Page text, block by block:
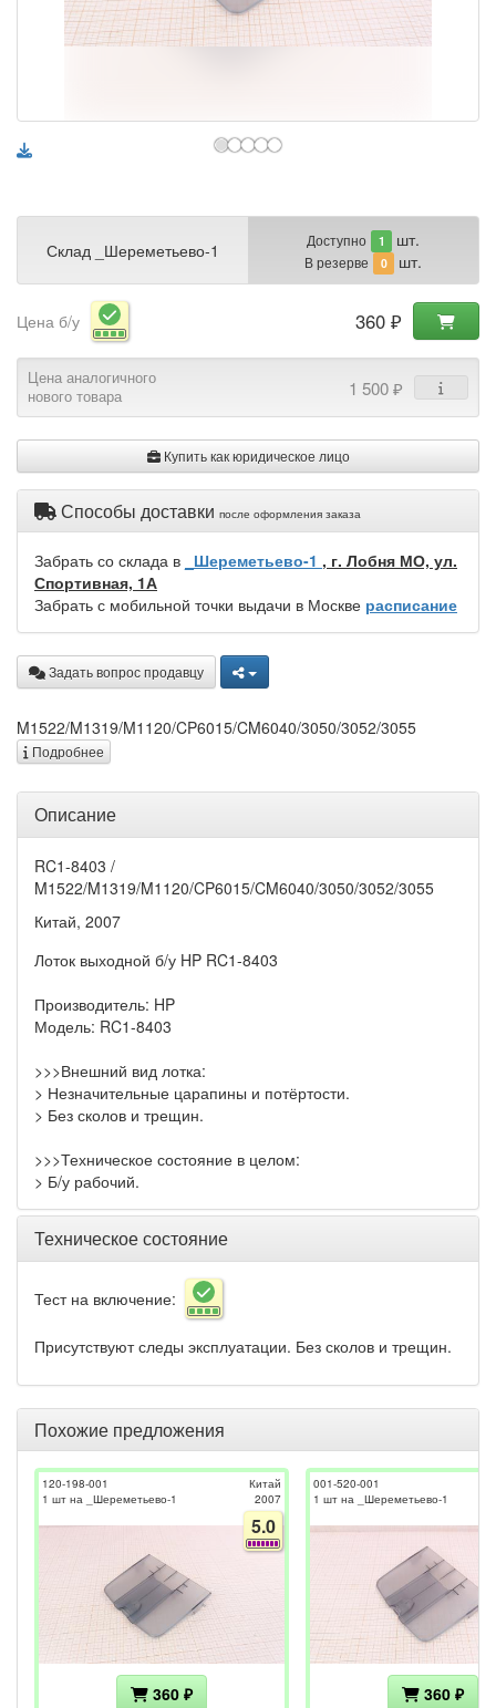
Склад _Шереметьево-1 Доступно 1 шт.
В резерве 0 шт.
Цена б/у 360 ₽
Цена аналогичного
нового товара
1 500 ₽
Купить как юридическое лицо
Способы доставки после оформления заказа
Забрать со склада в _Шереметьево-1 , г. Лобня МО, ул.
Спортивная, 1А
Забрать с мобильной точки выдачи в Москве расписание
Задать вопрос продавцу
M1522/M1319/M1120/CP6015/CM6040/3050/3052/3055
Подробнее
Описание
RC1-8403 /
M1522/M1319/M1120/CP6015/CM6040/3050/3052/3055
Китай, 2007
Лоток выходной б/у HP RC1-8403
Производитель: HP
Модель: RC1-8403
>>>Внешний вид лотка:
> Незначительные царапины и потёртости.
> Без сколов и трещин.
>>>Техническое состояние в целом:
> Б/у рабочий.
Техническое состояние
Тест на включение:
Присутствуют следы эксплуатации. Без сколов и трещин.
Похожие предложения
120-198-001
1 шт на _Шереметьево-1
Китай
2007
5.0
360 ₽
001-520-001
1 шт на _Шереметьево-1
360 ₽